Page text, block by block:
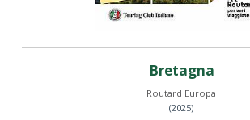
Bretagna
Routard Europa
(2025)